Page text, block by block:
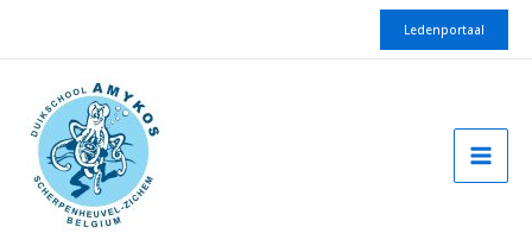
inhoud
Ledenportaal